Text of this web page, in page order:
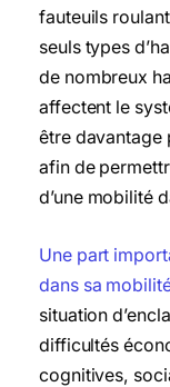
fauteuils
seuls types
de nombreux
affectent le
être davantage
afin de
d’une mobilité
Une part
dans sa
situation
difficultés
cognitives,